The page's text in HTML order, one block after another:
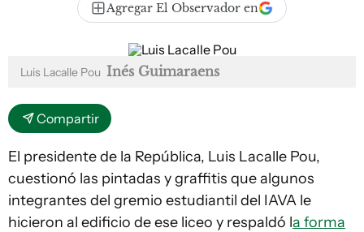
Agregar El Observador en
Luis Lacalle Pou Inés Guimaraens
Compartir
El presidente de la República, Luis Lacalle Pou,
cuestionó las pintadas y graffitis que algunos
integrantes del gremio estudiantil del IAVA le
hicieron al edificio de ese liceo y respaldó la forma